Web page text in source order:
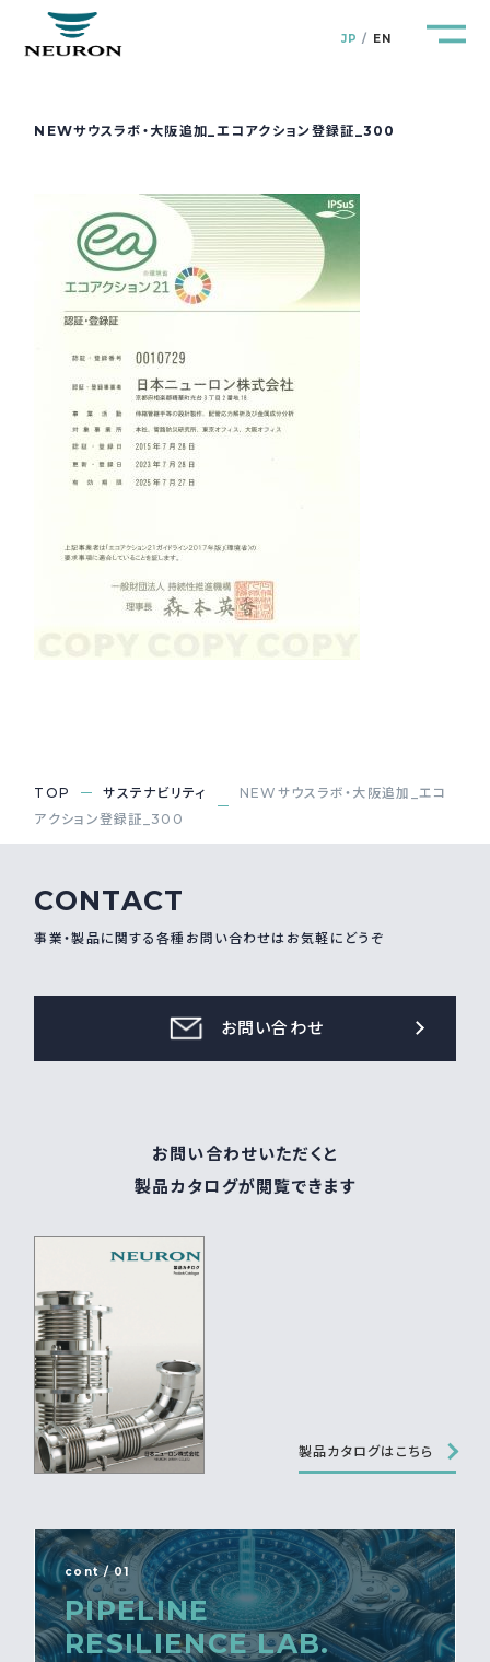
JP EN
管路防災研究所 Pipeline Resilience Lab.
企業情報 Company
R&D
新着情報 News&Topics
お問い合わせ
NEWサウスラボ・大阪追加_エコアクション登録証_300
TOP サステナビリティ
NEWサウスラボ・大阪追加_エコ
アクション登録証_300
CONTACT
事業・製品に関する各種お問い合わせはお気軽にどうぞ
お問い合わせ
お問い合わせいただくと
製品カタログが閲覧できます
製品カタログはこちら
cont / 01
PIPELINE
RESILIENCE LAB.